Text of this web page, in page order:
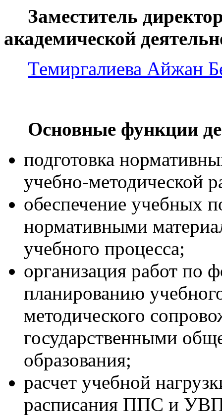
Заместитель
академической
Темиргалиева Айжан
Основные функции
подготовка
учебно-методической
обеспечение учебных
нормативными
учебного процесса;
организация работ по
планированию
методического
государственными
образования;
расчет учебной
расписания ППС и УВП